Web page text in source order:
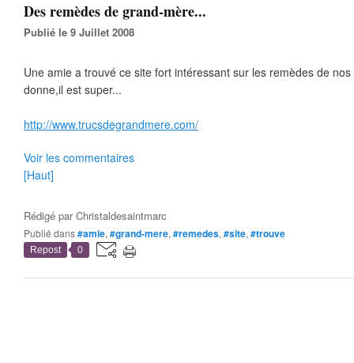
Des remèdes de grand-mère...
Publié le 9 Juillet 2008
Une amie a trouvé ce site fort intéressant sur les remèdes de
donne,il est super...
http://www.trucsdegrandmere.com/
Voir les commentaires
[Haut]
Rédigé parChristaldesaintmarc
Publié dans#amie, #grand-mere, #remedes, #site, #trouve
Repost 0